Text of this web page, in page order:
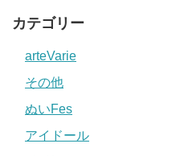
カテゴリー
arteVarie
その他
ぬいFes
アイドール